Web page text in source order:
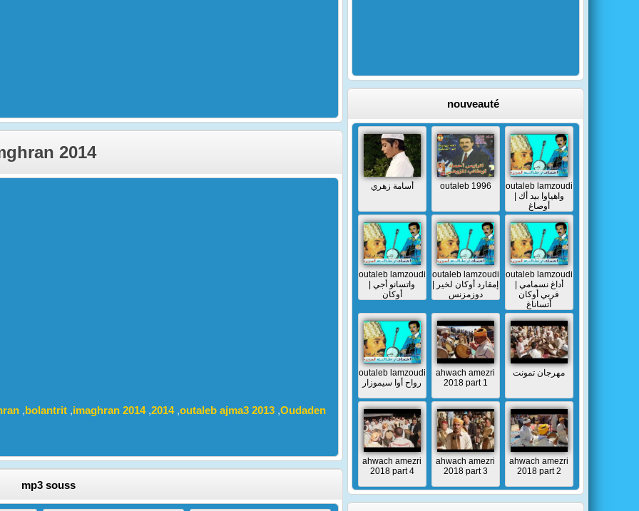
2014
,bolantrit ,imaghran 2014,2014,outaleb ajma3 2013 ,Oudaden
mp3 souss
nouveauté
أسامة زهري outaleb 1996
outaleb lamzoudi
| واهياوا بيد أك
أوصاغ
outaleb lamzoudi
| واتسانو أجي
أوكان
outaleb lamzoudi
| إمقارد أوكان لخير
دوزمزنس
outaleb lamzoudi
| أداغ نسمامي
فربي أوكان
أتساناغ
outaleb lamzoudi
رواح أوا سيموزار
ahwach amezri
2018 part 1
مهرجان تمونت
ahwach amezri
2018 part 4
ahwach amezri
2018 part 3
ahwach amezri
2018 part 2